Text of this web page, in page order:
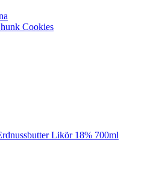
Cookies
Likör 18% 700ml